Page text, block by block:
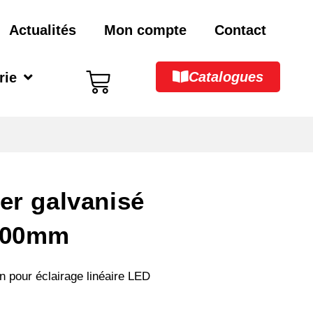
Actualités Mon compte Contact
Catalogues
galvanisé
pour éclairage linéaire LED